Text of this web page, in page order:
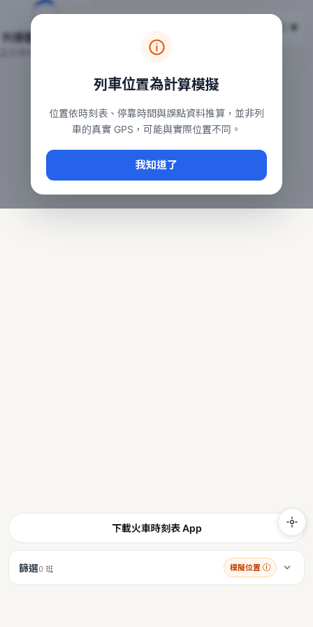
台鐵列車即時位置地圖
本頁顯示目前全台鐵運行中的列車位置，涵蓋自強、普悠瑪、
常用查詢：
、台中車站即時動態
台鐵即時動態
下載火車時刻表 App
篩選0 班 模擬位置 ⓘ
列車位置為計算模擬
位置依時刻表、停靠時間與誤點資料推算，並非列
車的真實 GPS，可能與實際位置不同。
我知道了
列車動態載入中…